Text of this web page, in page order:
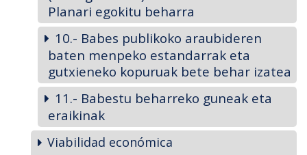
Planari egokitu beharra
10.- Babes publikoko araubideren
baten menpeko estandarrak eta
gutxieneko kopuruak bete behar izatea
11.- Babestu beharreko guneak eta
eraikinak
Viabilidad económica